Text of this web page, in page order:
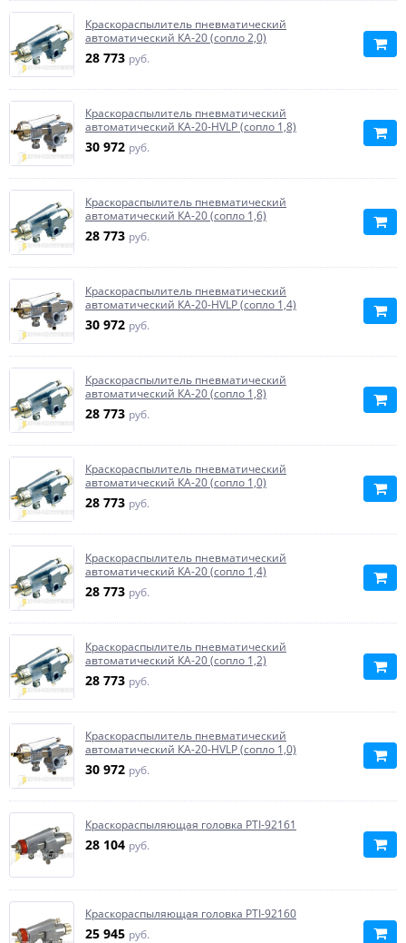
Краскораспылитель пневматический
автоматический КА-20 (сопло 2,0)
28 773 руб.
Краскораспылитель пневматический
автоматический КА-20-HVLP (сопло 1,8)
30 972 руб.
Краскораспылитель пневматический
автоматический КА-20 (сопло 1,6)
28 773 руб.
Краскораспылитель пневматический
автоматический КА-20-HVLP (сопло 1,4)
30 972 руб.
Краскораспылитель пневматический
автоматический КА-20 (сопло 1,8)
28 773 руб.
Краскораспылитель пневматический
автоматический КА-20 (сопло 1,0)
28 773 руб.
Краскораспылитель пневматический
автоматический КА-20 (сопло 1,4)
28 773 руб.
Краскораспылитель пневматический
автоматический КА-20 (сопло 1,2)
28 773 руб.
Краскораспылитель пневматический
автоматический КА-20-HVLP (сопло 1,0)
30 972 руб.
Краскораспыляющая головка PTI-92161
28 104 руб.
Краскораспыляющая головка PTI-92160
25 945 руб.